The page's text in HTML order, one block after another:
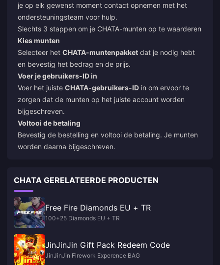
je op elk gewenst moment contact opnemen met het
ondersteuningsteam voor hulp.
Slechts 3 stappen om je CHATA-munten op te waarderen
Kies munten
Selecteer het CHATA-muntenpakket dat je nodig hebt
en bevestig het bedrag en de prijs.
Voer je gebruikers-ID in
Voer het juiste CHATA-gebruikers-ID in om ervoor te
zorgen dat de munten op het juiste account worden
bijgeschreven.
Voltooi de betaling
Bevestig de bestelling en voltooi de betaling. Je munten
worden daarna bijgeschreven.
CHATA GERELATEERDE PRODUCTEN
Free Fire Diamonds EU + TR
100+25 Diamonds EU + TR
JinJinJin Gift Pack Redeem Code
JinJinJin Firework Experence BAG